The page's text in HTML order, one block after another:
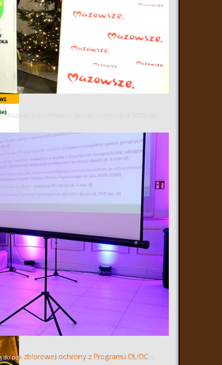
do podsumowania działań samorządu w 2025 roku
podsumowań minionego roku, ale też przestrzenią do
autorskie z Karoliną Olejak – dziennikarką Polsat
z Mazowsza" mówimy m.in. o stypendiach dla
budowie strażnicy OSP...
zbiorowej ochrony z Programu OLiOC